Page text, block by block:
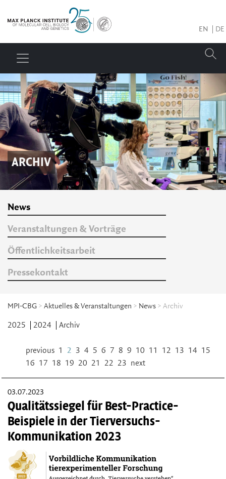
EN DE
ARCHIV
News
Veranstaltungen & Vorträge
Öffentlichkeitsarbeit
Pressekontakt
MPI-CBG > Aktuelles & Veranstaltungen > News > Archiv
2025 2024 Archiv
previous 1 2 3 4 5 6 7 8 9 10 11 12 13 14 15
16 17 18 19 20 21 22 23 next
03.07.2023
Qualitätssiegel für Best-Practice-
Beispiele in der Tierversuchs-
Kommunikation 2023